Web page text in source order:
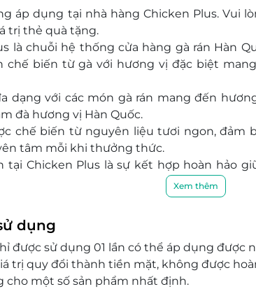
P. 11, Quận Tân Bình, Hồ Chí Minh
P. Linh Chiểu, Thủ Đức, Hồ Chí Minh
Trí, P. 25, Quận Bình Thạnh, Hồ Chí Minh
P. 11, Quận 11, Hồ Chí Minh
xã Phước Kiểng, Huyện Nhà Bè, Hồ Chí Minh
Trứ, Thành phố Bảo Lộc, Lâm Đồng
4, Thành phố Đà Lạt, Lâm Đồng
P. Hòa Hải, Quận Ngũ Hành Sơn, Đà Nẵng
Tĩnh, P. Hoà Cường Nam, Quận Hải Châu, Đà
Linh, P.Thạc Gián, Quận Thanh Khê, Đà Nẵng
P Hòa Thọ Đông, Quận Cẩm Lệ, Đà Nẵng
áp dụng tại nhà hàng Chicken Plus. Vui
trị thẻ quà tặng.
là chuỗi hệ thống cửa hàng gà rán Hàn
chế biến từ gà với hương vị đặc biệt
dạng với các món gà rán mang đến
đà hương vị Hàn Quốc.
chế biến từ nguyên liệu tươi ngon, đảm
tâm mỗi khi thưởng thức.
tại Chicken Plus là sự kết hợp hoàn hảo
Xem thêm
dụng
được sử dụng 01 lần có thể áp dụng được
trị quy đổi thành tiền mặt, không được
cho một số sản phẩm nhất định.